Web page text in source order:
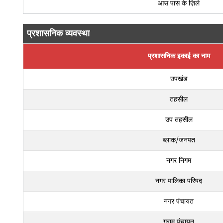
आस पास के ज़िले
प्रशासनिक व्यवस्था
प्रशासनिक इकाई का नाम
उपखंड
तहसील
उप तहसील
ब्लाक/जनपत
नगर निगम
नगर पालिका परिषद
नगर पंचायत